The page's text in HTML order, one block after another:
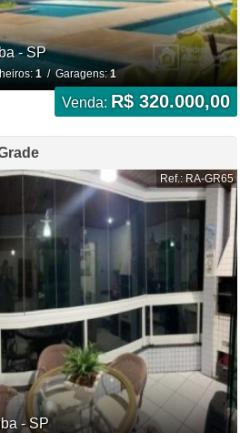
- SP
1/ Garagens:1
Venda: R$ 320.000,00
Ref.: RA-GR65
- SP